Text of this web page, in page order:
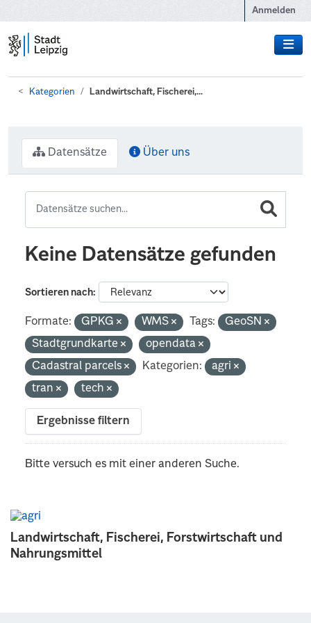
Anmelden
Kategorien Landwirtschaft, Fischerei,...
Landwirtschaft, Fischerei, Forstwirtschaft und
Nahrungsmittel
Datensätze Über uns
Keine Datensätze gefunden
Sortieren nach
Formate: GPKG WMS Tags:
GeoSN
Stadtgrundkarte
opendata
Cadastral parcels
Kategorien:
agri
tran
tech
Ergebnisse filtern
Bitte versuch es mit einer anderen Suche.